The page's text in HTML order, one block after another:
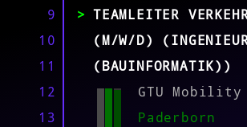
9
10
11
12
13
TEAMLEITER
(M/W/D)
(BAUINFORMATIK))
GTU Mobility
Paderborn